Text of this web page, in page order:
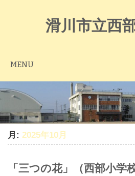
滑川市立西
MENU
月:2025年10月
「三つの花」（西部小学